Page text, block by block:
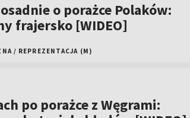
o porażce Polaków:
frajersko [WIDEO]
/ REPREZENTACJA (M)
po porażce z Węgrami: